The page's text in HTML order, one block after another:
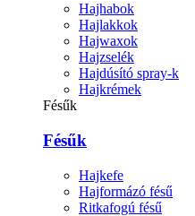
Hajhabok
Hajlakkok
Hajwaxok
Hajzselék
Hajdúsító spray-k
Hajkrémek
Fésűk
Fésűk
Hajkefe
Hajformázó fésű
Ritkafogú fésű